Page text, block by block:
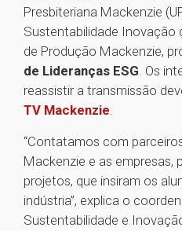
Presbiteriana Mackenzie
Sustentabilidade Inovação
de Produção Mackenzie,
de Lideranças ESG. Os
reassistir a transmissão
TV Mackenzie.
“Contatamos com
Mackenzie e as empresas,
projetos, que insiram os
indústria”, explica o
Sustentabilidade e